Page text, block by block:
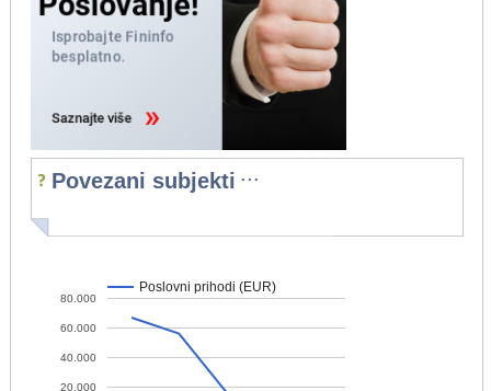
Povezani subjekti ...
Poslovni prihodi (EUR)
20.000
40.000
60.000
80.000